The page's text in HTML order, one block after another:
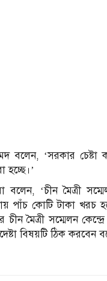
বলেন, ‘সরকার চেষ্টা
বলেন, ‘চীন মৈত্রী
পাঁচ কোটি টাকা খরচ
চীন মৈত্রী সম্মেলন
বিষয়টি ঠিক করবেন